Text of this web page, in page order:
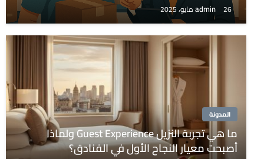
admin 26 مايو، 2025
المدونة
ما هي تجربة النزيل Guest Experience ولماذا
أصبحت معيار النجاح الأول في الفنادق؟